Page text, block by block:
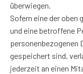
überwiegen.
Sofern eine der oben
und eine betroffene
personenbezogenen
gespeichert sind,
jederzeit an einen